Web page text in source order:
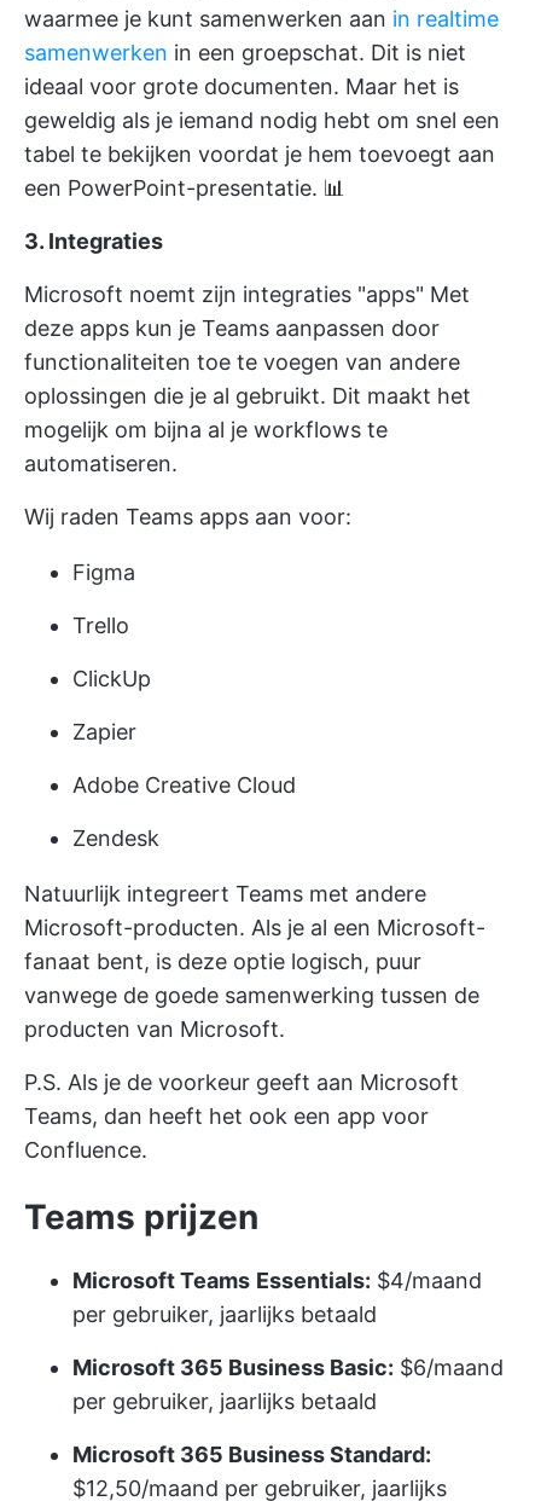
waarmee je kunt samenwerken aan in realtime
samenwerken in een groepschat. Dit is niet
ideaal voor grote documenten. Maar het is
geweldig als je iemand nodig hebt om snel een
tabel te bekijken voordat je hem toevoegt aan
een PowerPoint-presentatie. 📊
3. Integraties
Microsoft noemt zijn integraties "apps" Met
deze apps kun je Teams aanpassen door
functionaliteiten toe te voegen van andere
oplossingen die je al gebruikt. Dit maakt het
mogelijk om bijna al je workflows te
automatiseren.
Wij raden Teams apps aan voor:
Figma
Trello
ClickUp
Zapier
Adobe Creative Cloud
Zendesk
Natuurlijk integreert Teams met andere
Microsoft-producten. Als je al een Microsoft-
fanaat bent, is deze optie logisch, puur
vanwege de goede samenwerking tussen de
producten van Microsoft.
P.S. Als je de voorkeur geeft aan Microsoft
Teams, dan heeft het ook een app voor
Confluence.
Teams prijzen
Microsoft Teams Essentials: $4/maand
per gebruiker, jaarlijks betaald
Microsoft 365 Business Basic: $6/maand
per gebruiker, jaarlijks betaald
Microsoft 365 Business Standard:
$12,50/maand per gebruiker, jaarlijks